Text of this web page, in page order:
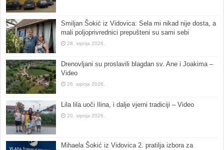
Smiljan Šokić iz Vidovica: Sela mi nikad nije dosta, a
mali poljoprivrednici prepušteni su sami sebi
28. srpnja 2026.
Drenovljani su proslavili blagdan sv. Ane i Joakima –
Video
26. srpnja 2026.
Lila lila uoči Ilina, i dalje vjerni tradiciji – Video
20. srpnja 2026.
Mihaela Šokić iz Vidovica 2. pratilja izbora za